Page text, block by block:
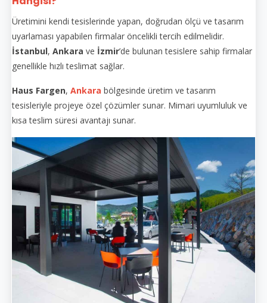
Üretimini kendi tesislerinde yapan, doğrudan ölçü ve tasarım
uyarlaması yapabilen firmalar öncelikli tercih edilmelidir.
İstanbul, Ankara ve İzmir’de bulunan tesislere sahip firmalar
genellikle hızlı teslimat sağlar.
Haus Fargen, Ankara bölgesinde üretim ve tasarım
tesisleriyle projeye özel çözümler sunar. Mimari uyumluluk ve
kısa teslim süresi avantajı sunar.